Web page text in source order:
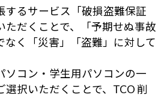
するサービス「破損盗難保証
ただくことで、「予期せぬ事故
なく「災害」「盗難」に対して
ソコン・学生用パソコンの一
択いただくことで、TCO 削